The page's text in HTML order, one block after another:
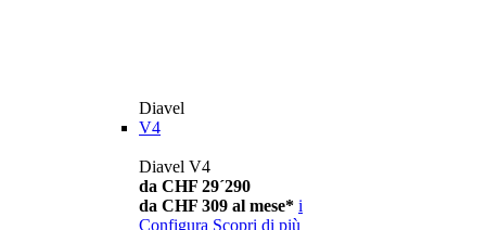
Diavel
V4
Diavel V4
da CHF 29´290
da CHF 309 al mese* i
Configura Scopri di più